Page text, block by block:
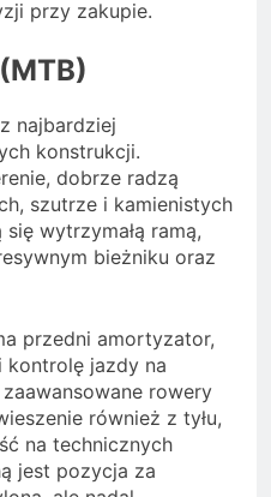
przy zakupie.
najbardziej
konstrukcji.
dobrze radzą
szutrze i kamienistych
wytrzymałą ramą,
bieżniku oraz
przedni amortyzator,
jazdy na
rowery
również z tyłu,
na technicznych
jest pozycja za